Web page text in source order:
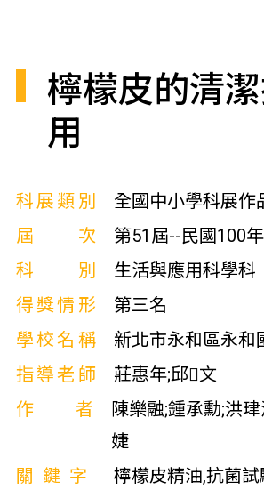
檸檬皮的清
用
科展類別
全國中小學科展作
屆次
第51屆--民國100年
科別
生活與應用科學科
得獎情形
第三名
學校名稱
新北市永和區永和
指導老師
莊惠年;邱文
作者
陳樂融;鍾承勳;洪
婕
關鍵字
檸檬皮精油,抗菌